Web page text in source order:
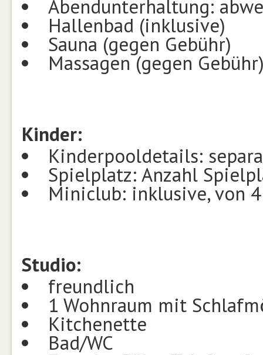
Abendunterhaltung:
Hallenbad (inklusive)
Sauna (gegen Gebühr)
Massagen (gegen
Kinder:
Kinderpooldetails:
Spielplatz: Anzahl
Miniclub: inklusive, von
Studio:
freundlich
1 Wohnraum mit
Kitchenette
Bad/WC